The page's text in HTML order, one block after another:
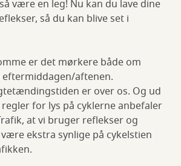
være en leg! Nu kan du lave dine
så du kan blive set i
er det mørkere både om
aftenen.
er over os. Og ud
for lys på cyklerne anbefaler
at vi bruger reflekser og
ekstra synlige på cykelstien